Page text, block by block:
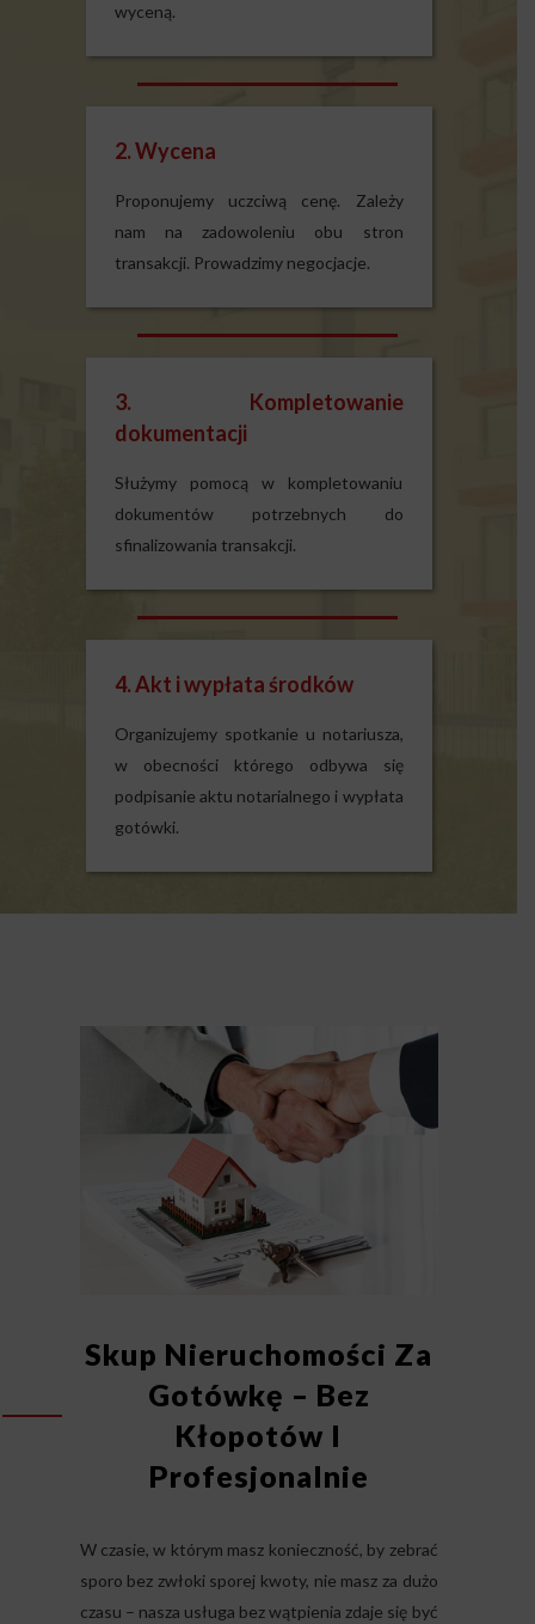
wyceną.
2. Wycena
Proponujemy uczciwą cenę. Zależy
nam na zadowoleniu obu stron
transakcji. Prowadzimy negocjacje.
3. Kompletowanie
dokumentacji
Służymy pomocą w kompletowaniu
dokumentów potrzebnych do
sfinalizowania transakcji.
4. Akt i wypłata środków
Organizujemy spotkanie u notariusza,
w obecności którego odbywa się
podpisanie aktu notarialnego i wypłata
gotówki.
Skup Nieruchomości Za
Gotówkę – Bez
Kłopotów I
Profesjonalnie
W czasie, w którym masz konieczność, by zebrać
sporo bez zwłoki sporej kwoty, nie masz za dużo
czasu – nasza usługa bez wątpienia zdaje się być